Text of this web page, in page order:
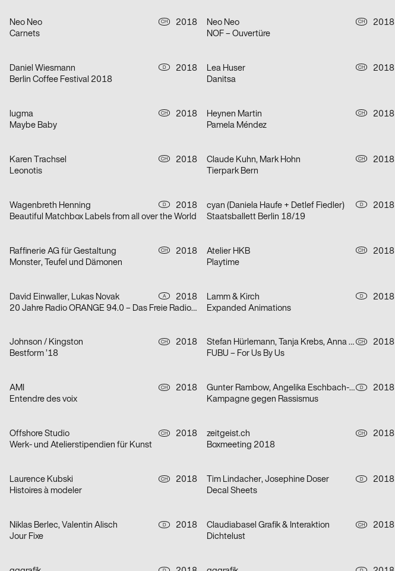
Neo Neo CH
2018
Carnets
Neo Neo CH
2018
NOF – Ouvertüre
Daniel Wiesmann D
2018
Berlin Coffee Festival 2018
Lea Huser CH
2018
Danitsa
lugma CH
2018
Maybe Baby
Heynen Martin CH
2018
Pamela Méndez
Karen Trachsel CH
2018
Leonotis
Claude Kuhn, Mark Hohn CH
2018
Tierpark Bern
Wagenbreth Henning D
2018
Beautiful Matchbox Labels from all over the World
cyan (Daniela Haufe + Detlef Fiedler) D
2018
Staatsballett Berlin 18/19
Raffinerie AG für Gestaltung CH
2018
Monster, Teufel und Dämonen
Atelier HKB CH
2018
Playtime
David Einwaller, Lukas Novak A
2018
20 Jahre Radio ORANGE 94.0 – Das Freie Radio in Wien
Lamm & Kirch D
2018
Expanded Animations
Johnson / Kingston CH
2018
Bestform ’18
Stefan Hürlemann, Tanja Krebs, Anna Pravorotskaya, Laurence Lok Hang Hau CH
2018
FUBU – For Us By Us
AMI CH
2018
Entendre des voix
Gunter Rambow, Angelika Eschbach-Rambow D
2018
Kampagne gegen Rassismus
Offshore Studio CH
2018
Werk- und Atelierstipendien für Kunst
zeitgeist.ch CH
2018
Boxmeeting 2018
Laurence Kubski CH
2018
Histoires à modeler
Tim Lindacher, Josephine Doser D
2018
Decal Sheets
Niklas Berlec, Valentin Alisch D
2018
Jour Fixe
Claudiabasel Grafik & Interaktion CH
2018
Dichtelust